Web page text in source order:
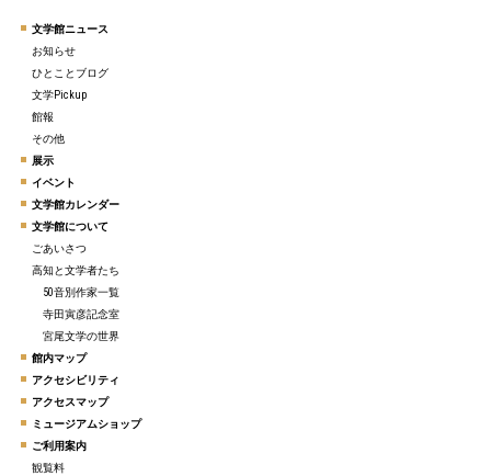
文学館ニュース
お知らせ
ひとことブログ
文学Pickup
館報
その他
展示
イベント
文学館カレンダー
文学館について
ごあいさつ
高知と文学者たち
50音別作家一覧
寺田寅彦記念室
宮尾文学の世界
館内マップ
アクセシビリティ
アクセスマップ
ミュージアムショップ
ご利用案内
観覧料